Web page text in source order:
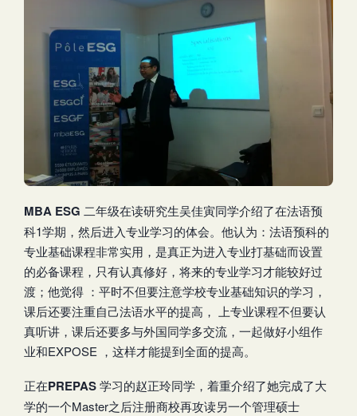
MBA ESG 二年级在读研究生吴佳寅同学介绍了在法语预
科1学期，然后进入专业学习的体会。他认为：法语预科的
专业基础课程非常实用，是真正为进入专业打基础而设置
的必备课程，只有认真修好，将来的专业学习才能较好过
渡；他觉得 ：平时不但要注意学校专业基础知识的学习，
课后还要注重自己法语水平的提高， 上专业课程不但要认
真听讲，课后还要多与外国同学多交流，一起做好小组作
业和EXPOSE ，这样才能提到全面的提高。
正在PREPAS学习的赵正玲同学，着重介绍了她完成了大
学的一个Master之后注册商校再攻读另一个管理硕士